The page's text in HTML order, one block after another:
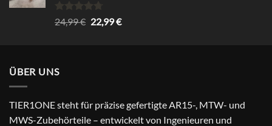
Bewertet
mit
24,99€ Ursprünglicher
22,99€Aktueller
ÜBER UNS
TIER1ONE steht für präzise gefertigte AR15-, MTW- und
MWS-Zubehörteile – entwickelt von Ingenieuren und